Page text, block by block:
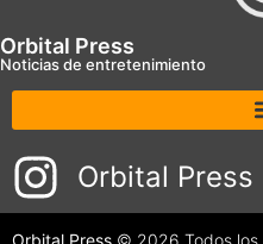
Orbital Press
Noticias de entretenimiento
Orbital Press
Orbital Press © 2026 Todos los